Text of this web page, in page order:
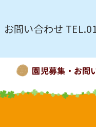
お問い合わせ
園児募集・お問